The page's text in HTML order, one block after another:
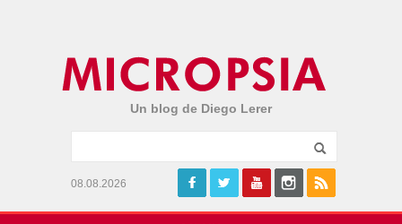
Un blog de Diego Lerer
08.08.2026